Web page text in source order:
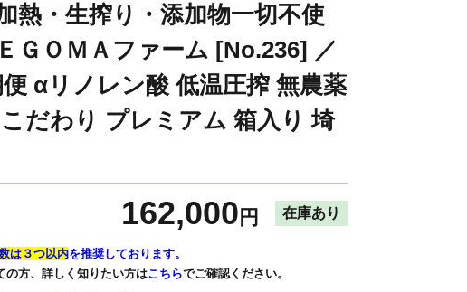
熱・生搾り・添加物一切不使
ＧＯＭＡファーム [No.236] ／
αリノレン酸 低温圧搾 無農薬
だわり プレミアム 箱入り 埼
162,000 円 在庫あり
は３つ以内を推奨しております。
の方、詳しく知りたい方はこちらでご確認ください。